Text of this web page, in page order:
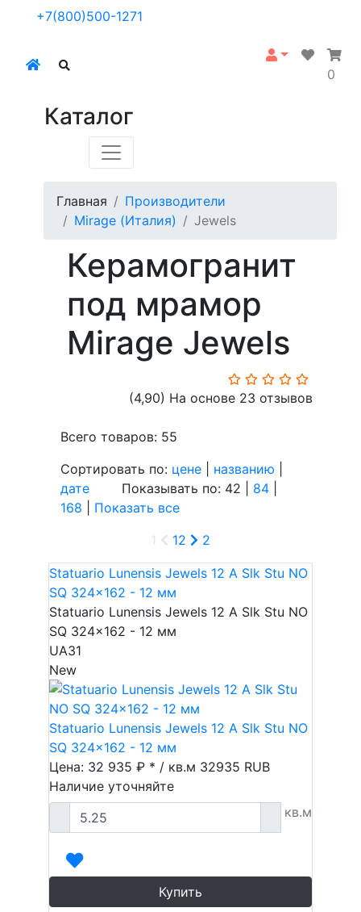
+7(800)500-1271
0
Каталог
Главная
Производители
Mirage (Италия)
Jewels
Керамогранит
под мрамор
Mirage Jewels
(4,90) На основе 23 отзывов
Всего товаров: 55
Сортировать по: цене названию
дате Показывать по: 42 | 84
168
Показать все
1
12 2
Statuario Lunensis Jewels 12 A Slk Stu NO
SQ 324x162 - 12 мм
Statuario Lunensis Jewels 12 A Slk Stu NO
SQ 324x162 - 12 мм
UA31
New
Statuario Lunensis Jewels 12 A Slk Stu NO
SQ 324x162 - 12 мм
Цена: 32 935 ₽ * / кв.м 32935 RUB
Наличие уточняйте
кв.м
Купить